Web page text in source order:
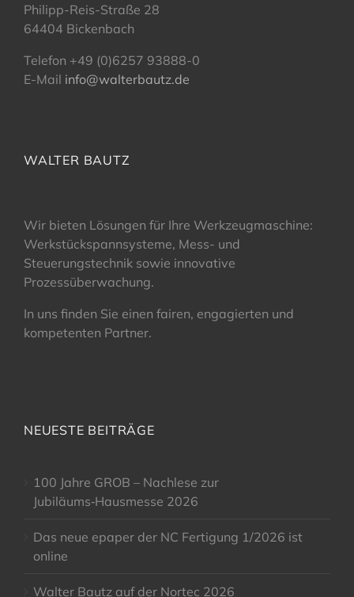
Philipp-Reis-Straße 28
64404 Bickenbach
Telefon +49 (0)6257 93888-0
E-Mail info@walterbautz.de
WALTER BAUTZ
Wir bieten Lösungen für Ihre Werkzeugmaschine:
Werkstückspannsysteme, Mess- und
Steuerungstechnik sowie innovative
Prozessüberwachung.
In uns finden Sie einen fairen, engagierten und
kompetenten Partner.
NEUESTE BEITRÄGE
100 Jahre GROB – Nachlese zur
Jubiläums‑Hausmesse 2026
Das neue epaper der NC Fertigung 1/2026 ist
online
Walter Bautz auf der Nortec 2026